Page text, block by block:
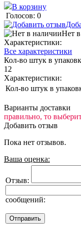
В корзину
Голосов: 0
Нет
Характеристики:
Все характеристики
Кол-во штук в
12
Характеристики:
Кол-во штук в
Варианты доставки
правильно, то
Добавить отзыв
Пока нет отзывов.
Ваша оценка:
Отзыв:
сообщений: